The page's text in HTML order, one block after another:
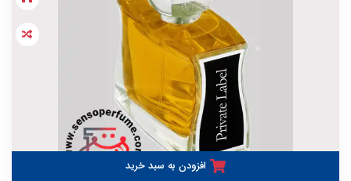
افزودن به سبد خرید